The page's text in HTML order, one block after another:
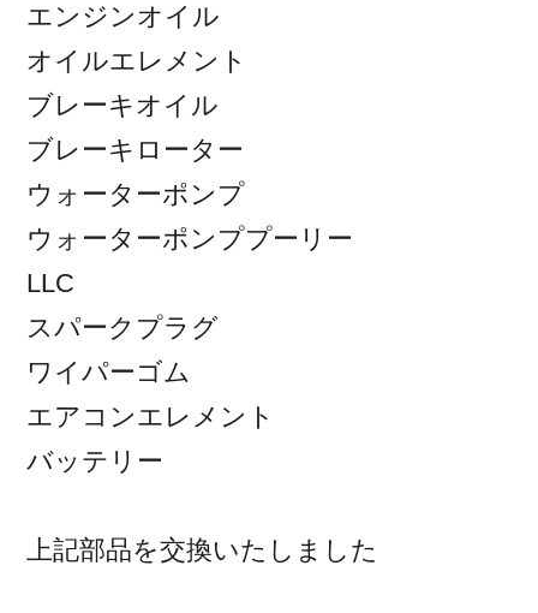
エンジンオイル
オイルエレメント
ブレーキオイル
ブレーキローター
ウォーターポンプ
ウォーターポンププーリー
LLC
スパークプラグ
ワイパーゴム
エアコンエレメント
バッテリー
上記部品を交換いたしました